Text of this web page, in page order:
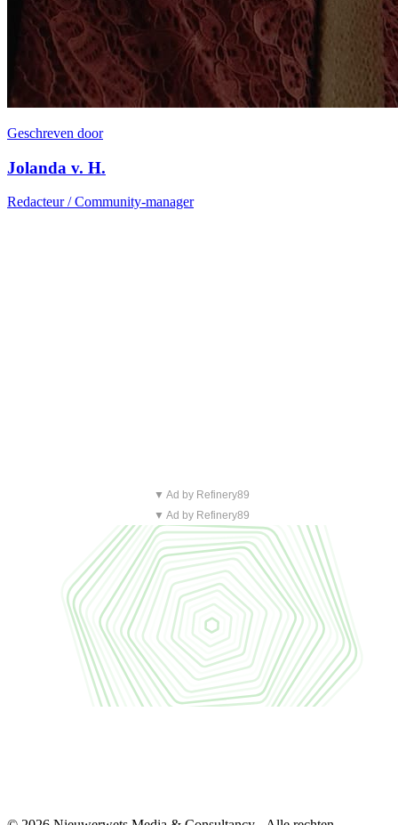
Geschreven door
Jolanda v. H.
Redacteur / Community-manager
▼ Ad by Refinery89
▼ Ad by Refinery89